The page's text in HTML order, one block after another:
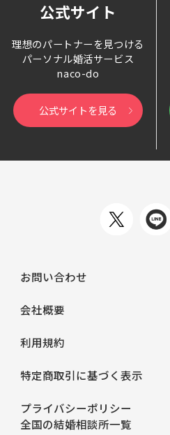
公式サイト
理想のパートナーを見つける
パーソナル婚活サービス
naco-do
公式サイトを見る
お問い合わせ
会社概要
利用規約
特定商取引に基づく表示
プライバシーポリシー
全国の結婚相談所一覧